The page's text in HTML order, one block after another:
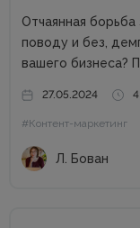
Отчаянная борьба
поводу и без,
вашего бизнеса?
как выделиться
внимание к
27.05.2024
#Контент-маркетинг
Л. Бован